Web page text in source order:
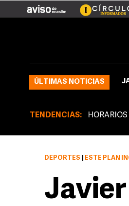
ÚLTIMAS NOTICIAS
TENDENCIAS:
DEPORTES ESTE PLAN